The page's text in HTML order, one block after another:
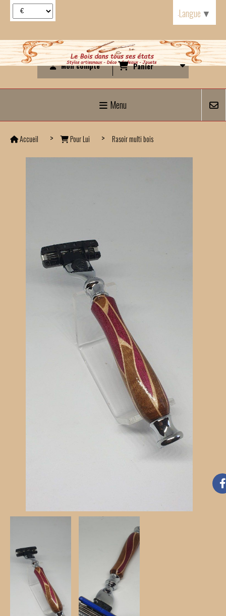
Mon compte Panier
Menu
Accueil Pour Lui Rasoir multi bois
Langue ▼
Panneau de gestion des cookies